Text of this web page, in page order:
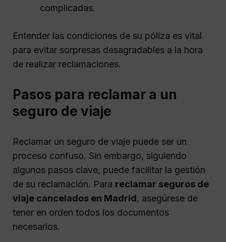
complicadas.
Entender las condiciones de su póliza es vital
para evitar sorpresas desagradables a la hora
de realizar reclamaciones.
Pasos para reclamar a un
seguro de viaje
Reclamar un seguro de viaje puede ser un
proceso confuso. Sin embargo, siguiendo
algunos pasos clave, puede facilitar la gestión
de su reclamación. Para reclamar seguros de
viaje cancelados en Madrid, asegúrese de
tener en orden todos los documentos
necesarios.